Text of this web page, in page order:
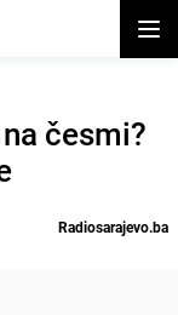
česmi?
Radiosarajevo.ba